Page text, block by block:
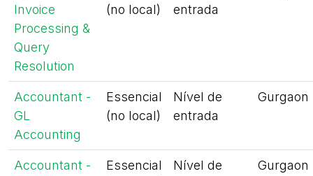
Invoice
Processing &
Query
Resolution
(no local)
entrada
Accountant -
GL
Accounting
Essencial
(no local)
Nível de
entrada
Gurgaon
Accountant -
Essencial
Nível de
Gurgaon